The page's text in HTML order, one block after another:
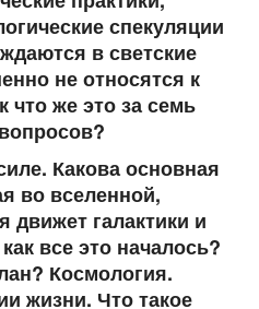
спекуляции
в светские
не относятся к
что же это за семь
Какова основная
во вселенной,
движет галактики и
все это началось?
Космология.
жизни. Что такое